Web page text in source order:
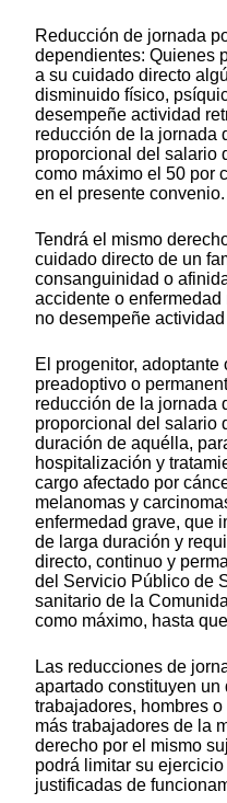
Reducción de jornada
dependientes: Quienes
a su cuidado directo
disminuido físico,
desempeñe actividad
reducción de la jornada
proporcional del salario
como máximo el 50 por
en el presente convenio.
Tendrá el mismo
cuidado directo de un
consanguinidad o
accidente o
no desempeñe
El progenitor,
preadoptivo o
reducción de la jornada
proporcional del salario
duración de aquélla,
hospitalización y
cargo afectado por
melanomas y
enfermedad grave, que
de larga duración y
directo, continuo y
del Servicio Público de
sanitario de la
como máximo, hasta
Las reducciones de
apartado constituyen
trabajadores, hombres
más trabajadores de la
derecho por el mismo
podrá limitar su
justificadas de